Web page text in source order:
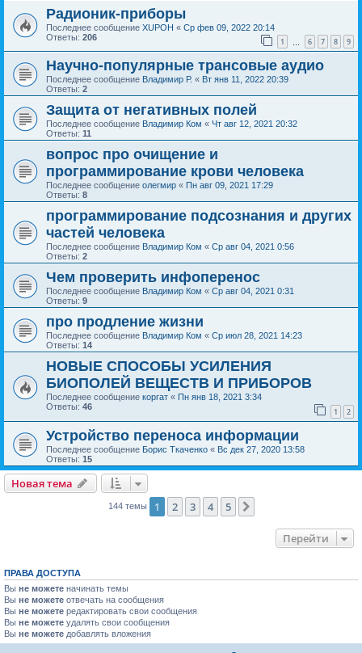
Радионик-приборы
Последнее сообщение XUPOH « Ср фев 09, 2022 20:14
Ответы: 206 1 6 7 8 9
Научно-популярные трансовые аудио
Последнее сообщение Владимир Р. « Вт янв 11, 2022 20:39
Ответы: 2
Защита от негативных полей
Последнее сообщение Владимир Ком « Чт авг 12, 2021 20:32
Ответы: 11
вопрос про очищение и
программирование крови человека
Последнее сообщение олегмир « Пн авг 09, 2021 17:29
Ответы: 8
программирование подсознания и других
частей человека
Последнее сообщение Владимир Ком « Ср авг 04, 2021 0:56
Ответы: 2
Чем проверить инфоперенос
Последнее сообщение Владимир Ком « Ср авг 04, 2021 0:31
Ответы: 9
про продление жизни
Последнее сообщение Владимир Ком « Ср июл 28, 2021 14:23
Ответы: 14
НОВЫЕ СПОСОБЫ УСИЛЕНИЯ
БИОПОЛЕЙ ВЕЩЕСТВ И ПРИБОРОВ
Последнее сообщение коргат « Пн янв 18, 2021 3:34
Ответы: 46 1 2
Устройство переноса информации
Последнее сообщение Борис Ткаченко « Вс дек 27, 2020 13:58
Ответы: 15
Новая тема
144 темы 1 2 3 4 5
Перейти
ПРАВА ДОСТУПА
Вы не можете начинать темы
Вы не можете отвечать на сообщения
Вы не можете редактировать свои сообщения
Вы не можете удалять свои сообщения
Вы не можете добавлять вложения